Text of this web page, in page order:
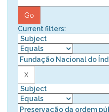
Current filters: